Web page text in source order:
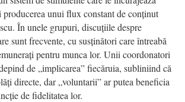
producerea unui flux constant de conținut
În unele grupuri, discuțiile despre
sunt frecvente, cu susținători care întreabă
pentru munca lor. Unii coordonatori
de „implicarea” fiecăruia, subliniind că
directe, dar „voluntarii” ar putea beneficia
de fidelitatea lor.